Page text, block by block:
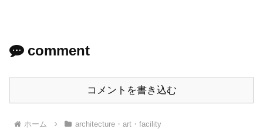
comment
コメントを書き込む
ホーム architecture・art・facility